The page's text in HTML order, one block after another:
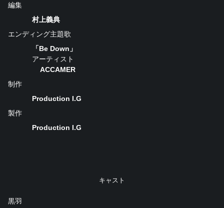
編集
村上義典
エンディング主題歌
「Be Down」
アーティスト
ACCAMER
制作
Production I.G
製作
Production I.G
キャスト
黒羽